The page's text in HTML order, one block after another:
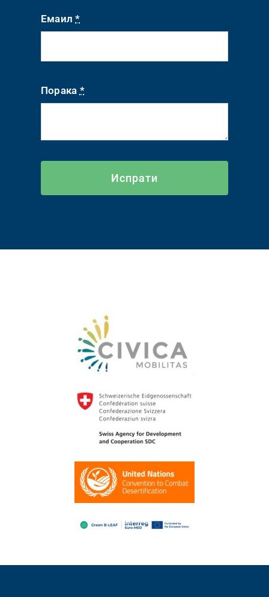
Емаил*
Порака *
Испрати